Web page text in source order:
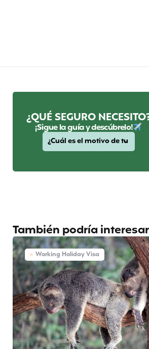
¿QUÉ SEGURO
¡Sigue la guía y descúbrelo!
También podría
Working Holiday Visa